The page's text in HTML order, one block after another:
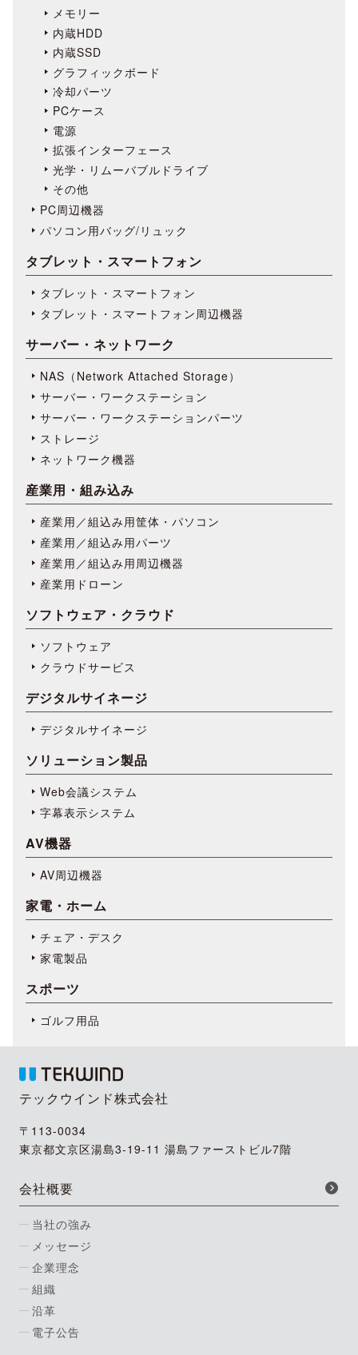
メモリー
内蔵HDD
内蔵SSD
グラフィックボード
冷却パーツ
PCケース
電源
拡張インターフェース
光学・リムーバブルドライブ
その他
PC周辺機器
パソコン用バッグ/リュック
タブレット・スマートフォン
タブレット・スマートフォン
タブレット・スマートフォン周辺機器
サーバー・ネットワーク
NAS（Network Attached Storage）
サーバー・ワークステーション
サーバー・ワークステーションパーツ
ストレージ
ネットワーク機器
産業用・組み込み
産業用／組込み用筐体・パソコン
産業用／組込み用パーツ
産業用／組込み用周辺機器
産業用ドローン
ソフトウェア・クラウド
ソフトウェア
クラウドサービス
デジタルサイネージ
デジタルサイネージ
ソリューション製品
Web会議システム
字幕表⽰システム
AV機器
AV周辺機器
家電・ホーム
チェア・デスク
家電製品
スポーツ
ゴルフ用品
テックウインド株式会社
〒113-0034
東京都文京区湯島3-19-11 湯島ファーストビル7階
会社概要
当社の強み
メッセージ
企業理念
組織
沿革
電子公告